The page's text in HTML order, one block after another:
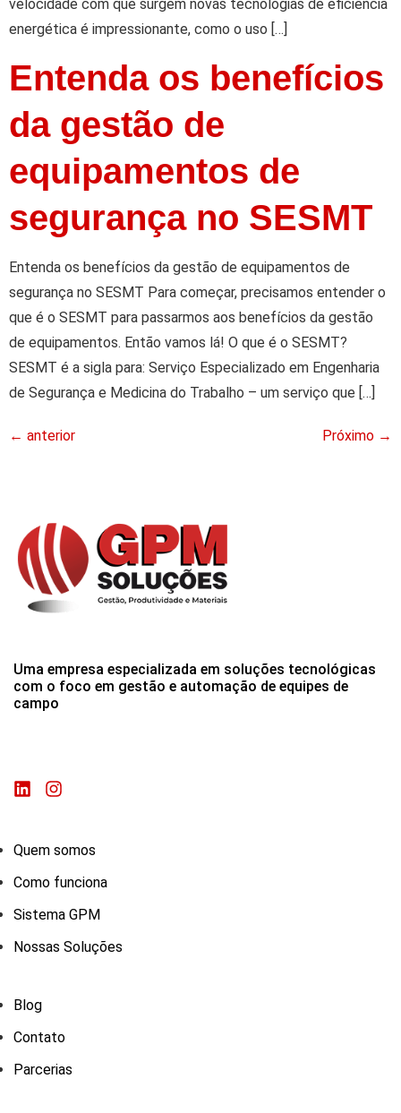
velocidade com que surgem novas tecnologias de eficiência
energética é impressionante, como o uso […]
Entenda os benefícios
da gestão de
equipamentos de
segurança no SESMT
Entenda os benefícios da gestão de equipamentos de
segurança no SESMT Para começar, precisamos entender o
que é o SESMT para passarmos aos benefícios da gestão
de equipamentos. Então vamos lá! O que é o SESMT?
SESMT é a sigla para: Serviço Especializado em Engenharia
de Segurança e Medicina do Trabalho – um serviço que […]
← anterior Próximo →
Uma empresa especializada em soluções tecnológicas
com o foco em gestão e automação de equipes de
campo
Quem somos
Como funciona
Sistema GPM
Nossas Soluções
Blog
Contato
Parcerias